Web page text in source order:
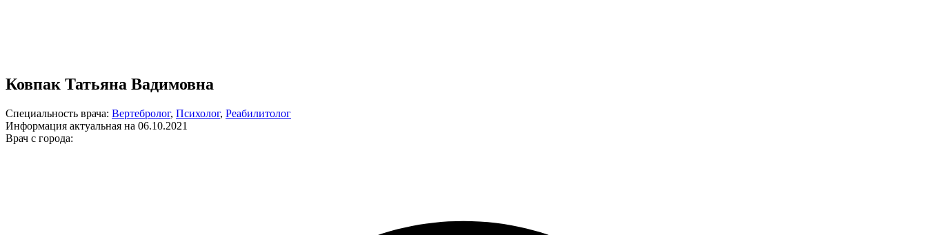
Ковпак Татьяна Вадимовна
Специальность врача: Вертебролог, Психолог, Реабилитолог
Информация актуальная на 06.10.2021
Врач с города: